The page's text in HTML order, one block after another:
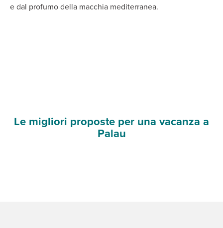
e dal profumo della macchia mediterranea.
Le migliori proposte per una vacanza a
Palau